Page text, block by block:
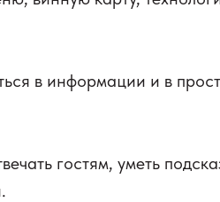
в информации и в
гостям, уметь